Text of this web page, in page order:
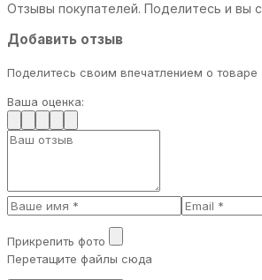
Отзывы покупателей. Поделитесь и вы
Добавить отзыв
Поделитесь своим впечатлением о товаре
Ваша оценка:
Прикрепить фото
Перетащите файлы сюда